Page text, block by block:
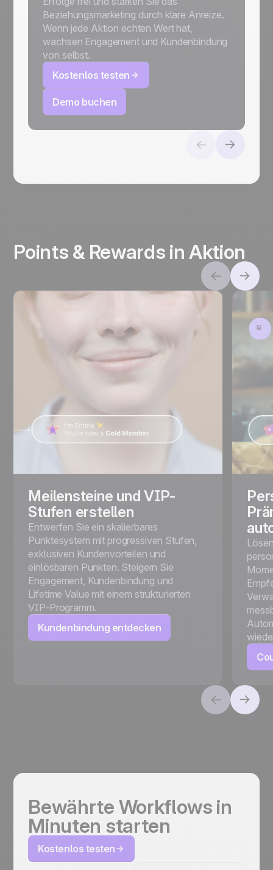
Beziehungsmarketing durch klare Anreize.
Wenn jede Aktion echten Wert hat,
wachsen Engagement und Kundenbindung
von selbst.
Kostenlos testen
Demo buchen
Points & Rewards in Aktion
Meilensteine und VIP-
Stufen erstellen
Entwerfen Sie ein skalierbares
Punktesystem mit progressiven Stufen,
exklusiven Kundenvorteilen und
einlösbaren Punkten. Steigern Sie
Engagement, Kundenbindung und
Lifetime Value mit einem strukturierten
VIP-Programm.
Kundenbindung entdecken
Bewährte Workflows in
Minuten starten
Kostenlos testen